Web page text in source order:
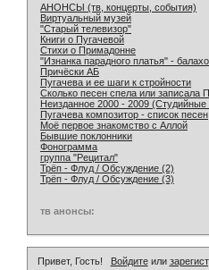
АНОНСЫ (тв, концерты, события)
Виртуальный музей
"Старый телевизор"
Книги о Пугачевой
Стихи о Примадонне
"Изнанка парадного платья" -
Причёски АБ
Пугачева и ее шаги к стройности
Сколько песен спела или записала
Неизданное 2000 - 2009 (Студийные
Пугачева композитор - список песен
Моё первое знакомство с Аллой
Бывшие поклонники
Фонограмма
группа "Рецитал"
Трёп - Флуд / Обсуждение (2)
Трёп - Флуд / Обсуждение (3)
тв анонсы:
Привет, Гость! Войдитеили